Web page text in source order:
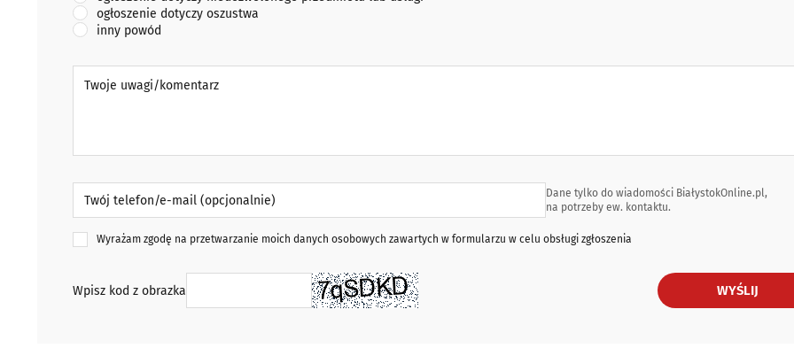
ogłoszenie dotyczy oszustwa
inny powód
Dane tylko do wiadomości BiałystokOnline.pl,
na potrzeby ew. kontaktu.
Wyrażam zgodę na przetwarzanie moich danych osobowych zawartych w formularzu w celu obsługi zgłoszenia
Wpisz kod z obrazka WYŚLIJ